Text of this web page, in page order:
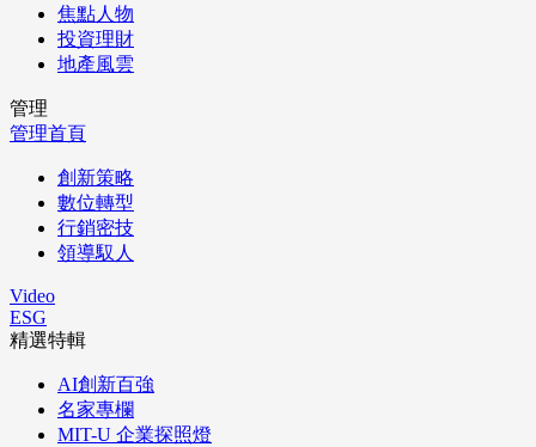
焦點人物
投資理財
地產風雲
管理
管理首頁
創新策略
數位轉型
行銷密技
領導馭人
Video
ESG
精選特輯
AI創新百強
名家專欄
MIT-U 企業探照燈